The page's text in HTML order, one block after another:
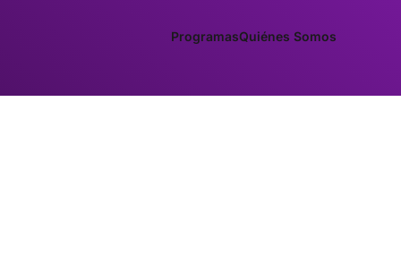
ProgramasQuiénes Somos